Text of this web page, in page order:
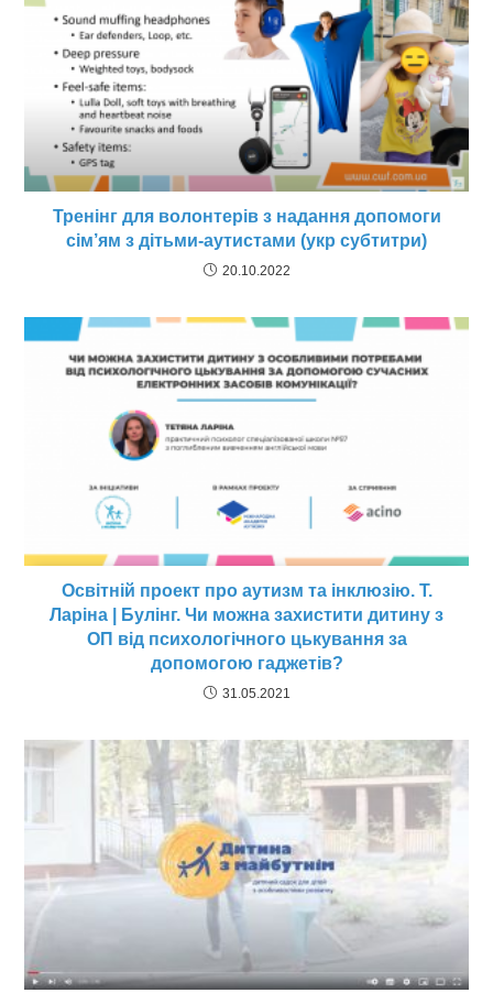
Тренінг для волонтерів з надання допомоги
сім’ям з дітьми-аутистами (укр субтитри)
20.10.2022
Освітній проект про аутизм та інклюзію. Т.
Ларіна | Булінг. Чи можна захистити дитину з
ОП від психологічного цькування за
допомогою гаджетів?
31.05.2021